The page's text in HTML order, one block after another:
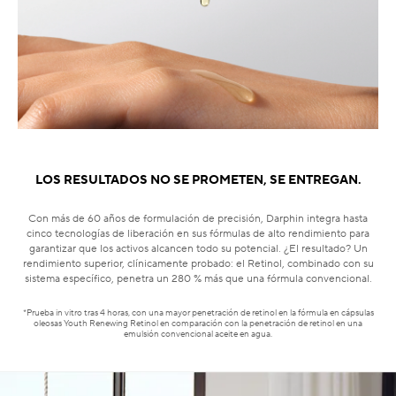
LOS RESULTADOS NO SE PROMETEN, SE ENTREGAN.
Con más de 60 años de formulación de precisión, Darphin integra hasta
cinco tecnologías de liberación en sus fórmulas de alto rendimiento para
garantizar que los activos alcancen todo su potencial. ¿El resultado? Un
rendimiento superior, clínicamente probado: el Retinol, combinado con su
sistema específico, penetra un 280 % más que una fórmula convencional.
*Prueba in vitro tras 4 horas, con una mayor penetración de retinol en la fórmula en cápsulas
oleosas Youth Renewing Retinol en comparación con la penetración de retinol en una
emulsión convencional aceite en agua.